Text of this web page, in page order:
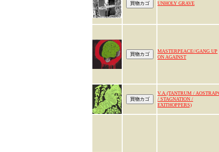
UNHOLY GRAVE
MASTERPEACE//GANG UP
ON AGAINST
V.A.(TANTRUM /
/ STAGNATION /
EXITHOPPERS)